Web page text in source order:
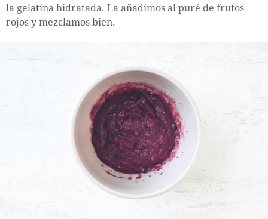
la gelatina hidratada. La añadimos al puré de frutos
rojos y mezclamos bien.